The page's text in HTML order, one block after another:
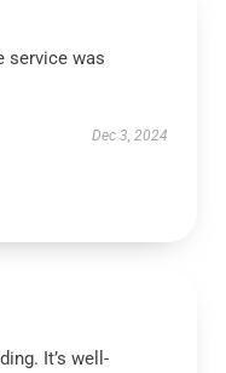
service was
Dec 3, 2024
It’s well-